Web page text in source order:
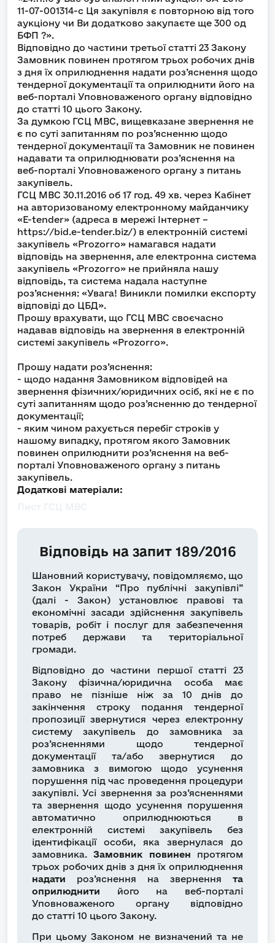
11-07-001314-c Ця закупівля є повторною від того
аукціону чи Ви додатково закупаєте ще 300 од
БФП ?».
Відповідно до частини третьої статті 23 Закону
Замовник повинен протягом трьох робочих днів
з дня їх оприлюднення надати роз’яснення щодо
тендерної документації та оприлюднити його на
веб-порталі Уповноваженого органу відповідно
до статті 10 цього Закону.
За думкою ГСЦ МВС, вищевказане звернення не
є по суті запитанням по роз’ясненню щодо
тендерної документації та Замовник не повинен
надавати та оприлюднювати роз’яснення на
веб-порталі Уповноваженого органу з питань
закупівель.
ГСЦ МВС 30.11.2016 об 17 год. 49 хв. через Кабінет
на авторизованому електронному майданчику
«Е-tender» (адреса в мережі Інтернет –
https://bid.e-tender.biz/) в електронній системі
закупівель «Prozorro» намагався надати
відповідь на звернення, але електронна система
закупівель «Prozorro» не прийняла нашу
відповідь, та система надала наступне
роз’яснення: «Увага! Виникли помилки експорту
відповіді до ЦБД».
Прошу врахувати, що ГСЦ МВС своєчасно
надавав відповідь на звернення в електронній
системі закупівель «Prozorro».
Прошу надати роз’яснення:
- щодо надання Замовником відповідей на
звернення фізичних/юридичних осіб, які не є по
суті запитанням щодо роз’ясненню до тендерної
документації;
- яким чином рахується перебіг строків у
нашому випадку, протягом якого Замовник
повинен оприлюднити роз’яснення на веб-
порталі Уповноваженого органу з питань
закупівель.
Додаткові матеріали:
Відповідь на запит 189/2016
Шановний користувачу, повідомляємо, що
Закон України “Про публічні закупівлі”
(далі - Закон) установлює правові та
економічні засади здійснення закупівель
товарів, робіт і послуг для забезпечення
потреб держави та територіальної
громади.
Відповідно до частини першої статті 23
Закону фізична/юридична особа має
право не пізніше ніж за 10 днів до
закінчення строку подання тендерної
пропозиції звернутися через електронну
систему закупівель до замовника за
роз’ясненнями щодо тендерної
документації та/або звернутися до
замовника з вимогою щодо усунення
порушення під час проведення процедури
закупівлі. Усі звернення за роз’ясненнями
та звернення щодо усунення порушення
автоматично оприлюднюються в
електронній системі закупівель без
ідентифікації особи, яка звернулася до
замовника.Замовник повинен протягом
трьох робочих днів з дня їх оприлюднення
надати роз’яснення на звернення та
оприлюднити його на веб-порталі
Уповноваженого органу відповідно
до статті 10 цього Закону.
При цьому Законом не визначений та не